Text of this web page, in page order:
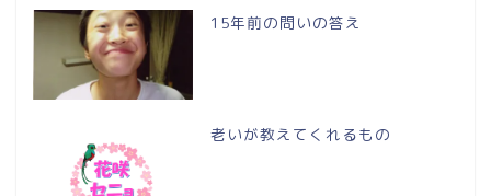
15年前の問いの答え
老いが教えてくれるもの